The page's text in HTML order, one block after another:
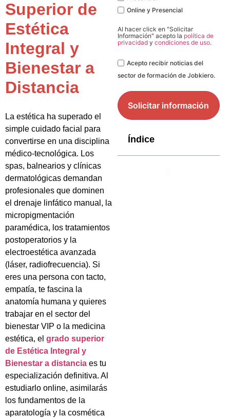
Superior de
Estética
Integral y
Bienestar a
Distancia
La estética ha superado el
simple cuidado facial para
convertirse en una disciplina
médico-tecnológica. Los
spas, balnearios y clínicas
dermatológicas demandan
profesionales que dominen
el drenaje linfático manual, la
micropigmentación
paramédica, los tratamientos
postoperatorios y la
electroestética avanzada
(láser, radiofrecuencia). Si
eres una persona con tacto,
empatía, te fascina la
anatomía humana y quieres
trabajar en el sector del
bienestar VIP o la medicina
estética, el grado superior
de Estética Integral y
Bienestar a distancia es tu
especialización definitiva. Al
estudiarlo online, asimilarás
los fundamentos de la
aparatología y la cosmética
Online y Presencial
Al hacer click en "Solicitar
Información" acepto la política de
privacidad y condiciones de uso.
LegalAcepto recibir noticias del
sector de formación de Jobkiero.
Índice